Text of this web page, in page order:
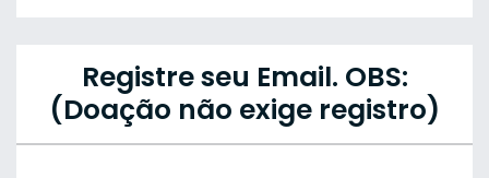
Registre seu Email. OBS:
(Doação não exige registro)